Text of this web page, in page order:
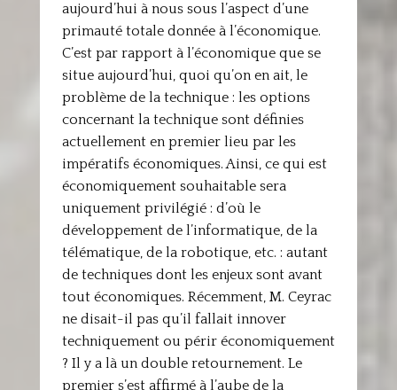
aujourd’hui à nous sous l’aspect d’une
primauté totale donnée à l’économique.
C’est par rapport à l’économique que se
situe aujourd’hui, quoi qu’on en ait, le
problème de la technique : les options
concernant la technique sont définies
actuellement en premier lieu par les
impératifs économiques. Ainsi, ce qui est
économiquement souhaitable sera
uniquement privilégié : d’où le
développement de l’informatique, de la
télématique, de la robotique, etc. : autant
de techniques dont les enjeux sont avant
tout économiques. Récemment, M. Ceyrac
ne disait-il pas qu’il fallait innover
techniquement ou périr économiquement
? Il y a là un double retournement. Le
premier s’est affirmé à l’aube de la